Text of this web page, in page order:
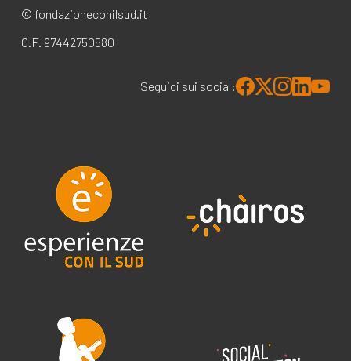
© fondazioneconilsud.it
C.F. 97442750580
Seguici sui social: